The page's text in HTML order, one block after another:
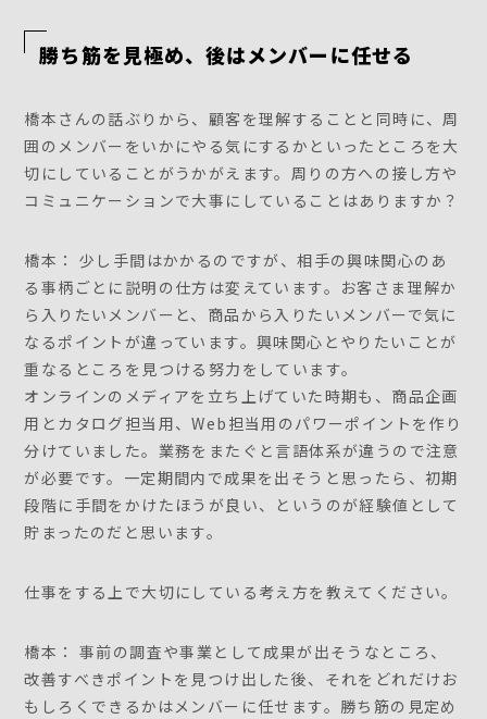
勝ち筋を見極め、後はメンバーに任せる
橋本さんの話ぶりから、顧客を理解することと同時に、周
囲のメンバーをいかにやる気にするかといったところを大
切にしていることがうかがえます。周りの方への接し方や
コミュニケーションで大事にしていることはありますか？
橋本： 少し手間はかかるのですが、相手の興味関心のあ
る事柄ごとに説明の仕方は変えています。お客さま理解か
ら入りたいメンバーと、商品から入りたいメンバーで気に
なるポイントが違っています。興味関心とやりたいことが
重なるところを見つける努力をしています。
オンラインのメディアを立ち上げていた時期も、商品企画
用とカタログ担当用、Web担当用のパワーポイントを作り
分けていました。業務をまたぐと言語体系が違うので注意
が必要です。一定期間内で成果を出そうと思ったら、初期
段階に手間をかけたほうが良い、というのが経験値として
貯まったのだと思います。
仕事をする上で大切にしている考え方を教えてください。
橋本： 事前の調査や事業として成果が出そうなところ、
改善すべきポイントを見つけ出した後、それをどれだけお
もしろくできるかはメンバーに任せます。勝ち筋の見定め